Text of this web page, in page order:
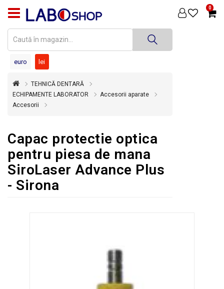
0
PRODUSE
DENTARĂ
DENTARĂ
DEZINFECȚIE
SUPER
OFERTĂ
ÎNCHIRIERI
ECHIPAMENTE
euro lei
TEHNICĂ DENTARĂ
ECHIPAMENTE LABORATOR
Accesorii aparate
Accesorii
Capac protectie optica
pentru piesa de mana
SiroLaser Advance Plus
- Sirona